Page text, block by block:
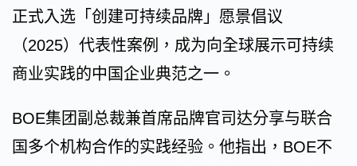
正式入选「创建可持续品牌」愿景倡议
（2025）代表性案例，成为向全球展示可持续
商业实践的中国企业典范之一。
BOE集团副总裁兼首席品牌官司达分享与联合
国多个机构合作的实践经验。他指出，BOE不